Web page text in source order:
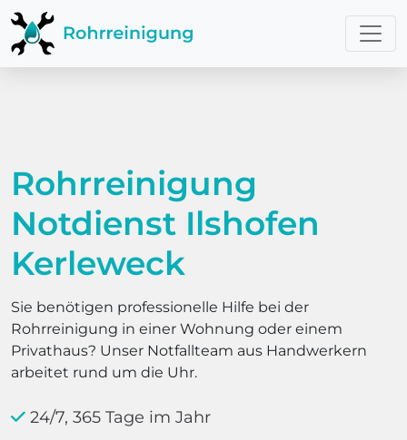
Rohrreinigung
Notdienst Ilshofen
Kerleweck
Sie benötigen professionelle Hilfe bei der
Rohrreinigung in einer Wohnung oder einem
Privathaus? Unser Notfallteam aus Handwerkern
arbeitet rund um die Uhr.
24/7, 365 Tage im Jahr